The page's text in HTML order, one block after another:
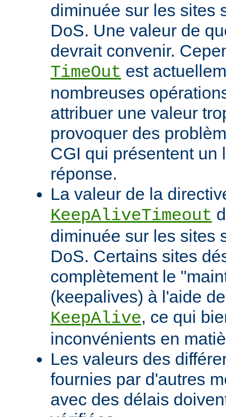
diminuée sur les sites
DoS. Une valeur de
devrait convenir.
TimeOut est
nombreuses
attribuer une valeur
provoquer des
CGI qui présentent un
réponse.
La valeur de la
KeepAliveTimeout
diminuée sur les sites
DoS. Certains sites
complètement le
(keepalives) à l'aide
KeepAlive, ce qui
inconvénients en
Les valeurs des
fournies par d'autres
avec des délais